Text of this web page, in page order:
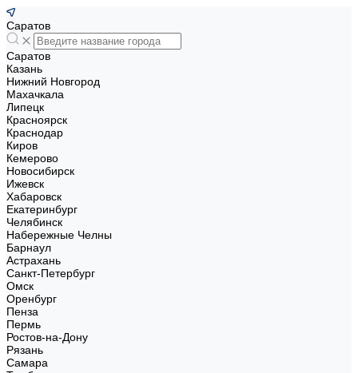
Саратов
Саратов
Казань
Нижний Новгород
Махачкала
Липецк
Красноярск
Краснодар
Киров
Кемерово
Новосибирск
Ижевск
Хабаровск
Екатеринбург
Челябинск
Набережные Челны
Барнаул
Астрахань
Санкт-Петербург
Омск
Оренбург
Пенза
Пермь
Ростов-на-Дону
Рязань
Самара